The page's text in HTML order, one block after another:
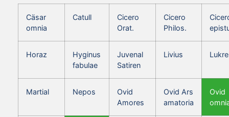
Cäsar
omnia
Catull
Cicero
Orat.
Cicero
Philos.
Horaz
Hyginus
fabulae
Juvenal
Satiren
Livius
Martial Nepos
Ovid
Amores
Ovid Ars
amatoria
Ovid